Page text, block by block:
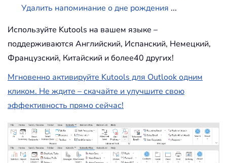
Удалить напоминание о дне рождения ...
Используйте Kutools на вашем языке –
поддерживаются Английский, Испанский, Немецкий,
Французский, Китайский и более40 других!
Мгновенно активируйте Kutools для Outlook одним
кликом. Не ждите – скачайте и улучшите свою
эффективность прямо сейчас!